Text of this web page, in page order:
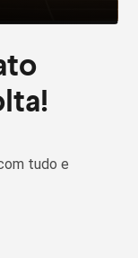
tudo e